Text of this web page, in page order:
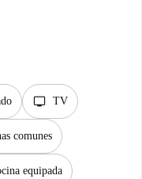
tv TV
comunes
equipada